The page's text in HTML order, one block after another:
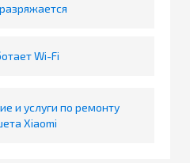
Wi-Fi
и услуги по ремонту
Xiaomi